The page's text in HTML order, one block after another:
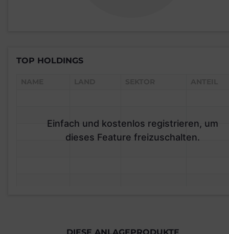
TOP HOLDINGS
Einfach und kostenlos registrieren, um
dieses Feature freizuschalten.